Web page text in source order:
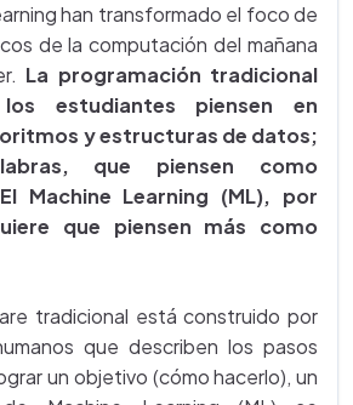
han transformado el foco de
de la computación del mañana
La programación tradicional
estudiantes piensen en
y estructuras de datos;
que piensen como
Machine Learning (ML), por
que piensen más como
tradicional está construido por
que describen los pasos
un objetivo (cómo hacerlo), un